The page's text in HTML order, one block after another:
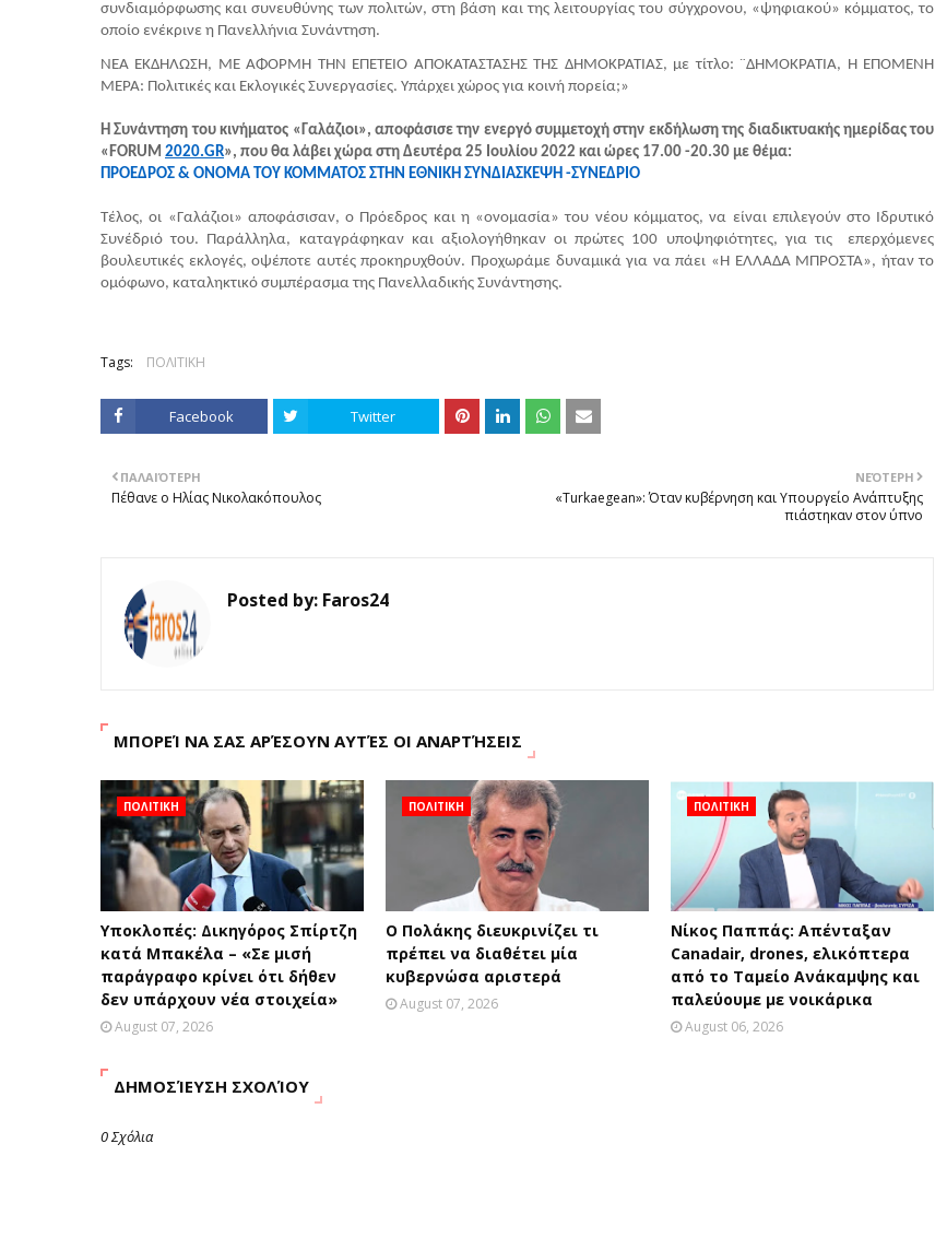
συνδιαμόρφωσης και συνευθύνης των πολιτών, στη βάση και της λειτουργίας του σύγχρονου, «ψηφιακού» κόμματος, το
οποίο ενέκρινε η Πανελλήνια Συνάντηση.
ΝΕΑ ΕΚΔΗΛΩΣΗ, ΜΕ ΑΦΟΡΜΗ ΤΗΝ ΕΠΕΤΕΙΟ ΑΠΟΚΑΤΑΣΤΑΣΗΣ ΤΗΣ ΔΗΜΟΚΡΑΤΙΑΣ, με τίτλο: ¨ΔΗΜΟΚΡΑΤΙΑ, Η ΕΠΟΜΕΝΗ
ΜΕΡΑ: Πολιτικές και Εκλογικές Συνεργασίες. Υπάρχει χώρος για κοινή πορεία;»
Η Συνάντηση του κινήματος «Γαλάζιοι», αποφάσισε την ενεργό συμμετοχή στην εκδήλωση της διαδικτυακής ημερίδας του
«FORUM 2020.GR», που θα λάβει χώρα στη Δευτέρα 25 Ιουλίου 2022 και ώρες 17.00 -20.30 με θέμα:
ΠΡΟΕΔΡΟΣ & ΟΝΟΜΑ ΤΟΥ ΚΟΜΜΑΤΟΣ ΣΤΗΝ ΕΘΝΙΚΗ ΣΥΝΔΙΑΣΚΕΨΗ -ΣΥΝΕΔΡΙΟ
Τέλος, οι «Γαλάζιοι» αποφάσισαν, ο Πρόεδρος και η «ονομασία» του νέου κόμματος, να είναι επιλεγούν στο Ιδρυτικό
Συνέδριό του. Παράλληλα, καταγράφηκαν και αξιολογήθηκαν οι πρώτες 100 υποψηφιότητες, για τις  επερχόμενες
βουλευτικές εκλογές, οψέποτε αυτές προκηρυχθούν. Προχωράμε δυναμικά για να πάει «Η ΕΛΛΑΔΑ ΜΠΡΟΣΤΑ», ήταν το
ομόφωνο, καταληκτικό συμπέρασμα της Πανελλαδικής Συνάντησης.
Tags: ΠΟΛΙΤΙΚΗ
Facebook Twitter
ΝΕΌΤΕΡΗ
«Turkaegean»: Όταν κυβέρνηση και Υπουργείο Ανάπτυξης
πιάστηκαν στον ύπνο
ΠΑΛΑΙΌΤΕΡΗ
Πέθανε ο Ηλίας Νικολακόπουλος
Posted by: Faros24
ΜΠΟΡΕΊ ΝΑ ΣΑΣ ΑΡΈΣΟΥΝ ΑΥΤΈΣ ΟΙ ΑΝΑΡΤΉΣΕΙΣ
ΠΟΛΙΤΙΚΗ
Υποκλοπές: Δικηγόρος Σπίρτζη
κατά Μπακέλα – «Σε μισή
παράγραφο κρίνει ότι δήθεν
δεν υπάρχουν νέα στοιχεία»
August 07, 2026
ΠΟΛΙΤΙΚΗ
Ο Πολάκης διευκρινίζει τι
πρέπει να διαθέτει μία
κυβερνώσα αριστερά
August 07, 2026
ΠΟΛΙΤΙΚΗ
Νίκος Παππάς: Απένταξαν
Canadair, drones, ελικόπτερα
από το Ταμείο Ανάκαμψης και
παλεύουμε με νοικάρικα
August 06, 2026
ΔΗΜΟΣΊΕΥΣΗ ΣΧΟΛΊΟΥ
0 Σχόλια